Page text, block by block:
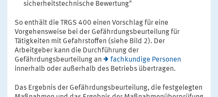
sicherheitstechnische Bewertung"
So enthält die TRGS 400 einen Vorschlag für eine
Vorgehensweise bei der Gefährdungsbeurteilung für
Tätigkeiten mit Gefahrstoffen (siehe Bild 2). Der
Arbeitgeber kann die Durchführung der
Gefährdungsbeurteilung an
fachkundige Personen
innerhalb oder außerhalb des Betriebs übertragen.
Das Ergebnis der Gefährdungsbeurteilung, die festgelegten